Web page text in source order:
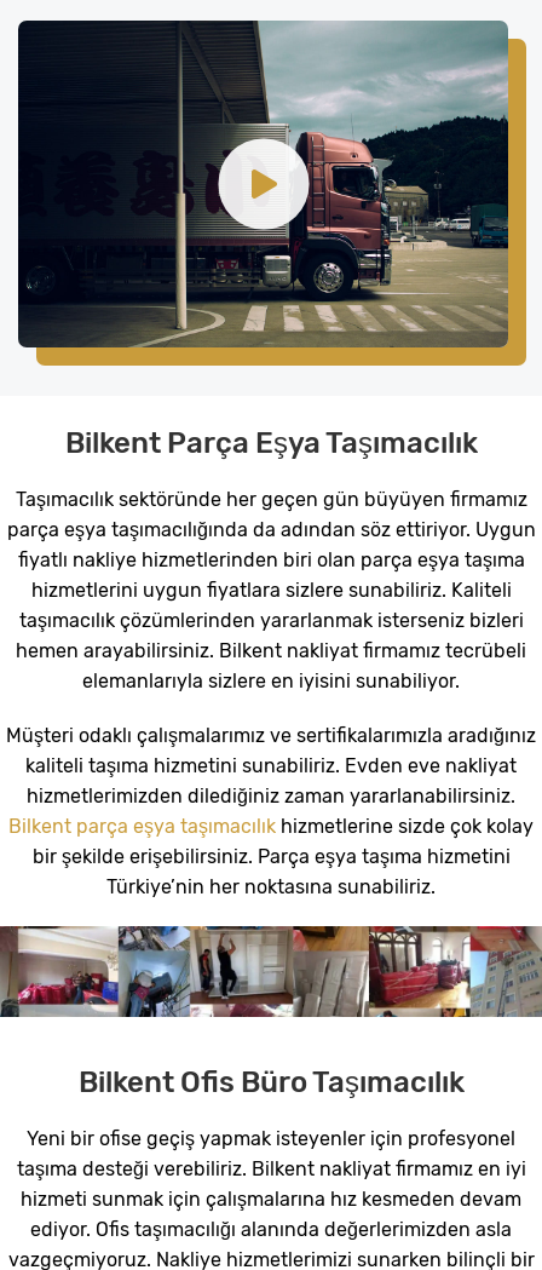
Bilkent Parça Eşya Taşımacılık
Taşımacılık sektöründe her geçen gün büyüyen firmamız
parça eşya taşımacılığında da adından söz ettiriyor. Uygun
fiyatlı nakliye hizmetlerinden biri olan parça eşya taşıma
hizmetlerini uygun fiyatlara sizlere sunabiliriz. Kaliteli
taşımacılık çözümlerinden yararlanmak isterseniz bizleri
hemen arayabilirsiniz. Bilkent nakliyat firmamız tecrübeli
elemanlarıyla sizlere en iyisini sunabiliyor.
Müşteri odaklı çalışmalarımız ve sertifikalarımızla aradığınız
kaliteli taşıma hizmetini sunabiliriz. Evden eve nakliyat
hizmetlerimizden dilediğiniz zaman yararlanabilirsiniz.
Bilkent parça eşya taşımacılık hizmetlerine sizde çok kolay
bir şekilde erişebilirsiniz. Parça eşya taşıma hizmetini
Türkiye’nin her noktasına sunabiliriz.
Bilkent Ofis Büro Taşımacılık
Yeni bir ofise geçiş yapmak isteyenler için profesyonel
taşıma desteği verebiliriz. Bilkent nakliyat firmamız en iyi
hizmeti sunmak için çalışmalarına hız kesmeden devam
ediyor. Ofis taşımacılığı alanında değerlerimizden asla
vazgeçmiyoruz. Nakliye hizmetlerimizi sunarken bilinçli bir